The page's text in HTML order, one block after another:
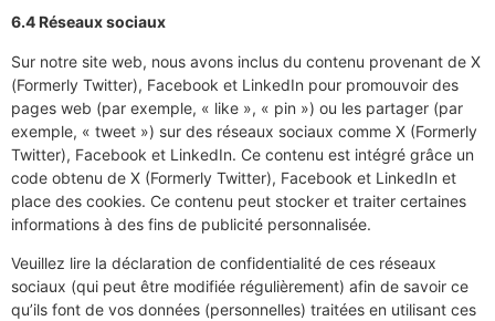
6.4 Réseaux sociaux
Sur notre site web, nous avons inclus du contenu provenant de X
(Formerly Twitter), Facebook et LinkedIn pour promouvoir des
pages web (par exemple, « like », « pin ») ou les partager (par
exemple, « tweet ») sur des réseaux sociaux comme X (Formerly
Twitter), Facebook et LinkedIn. Ce contenu est intégré grâce un
code obtenu de X (Formerly Twitter), Facebook et LinkedIn et
place des cookies. Ce contenu peut stocker et traiter certaines
informations à des fins de publicité personnalisée.
Veuillez lire la déclaration de confidentialité de ces réseaux
sociaux (qui peut être modifiée régulièrement) afin de savoir ce
qu’ils font de vos données (personnelles) traitées en utilisant ces